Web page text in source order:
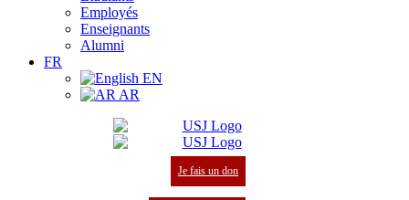
Employés
Enseignants
Alumni
FR
EN
AR
Je fais un don